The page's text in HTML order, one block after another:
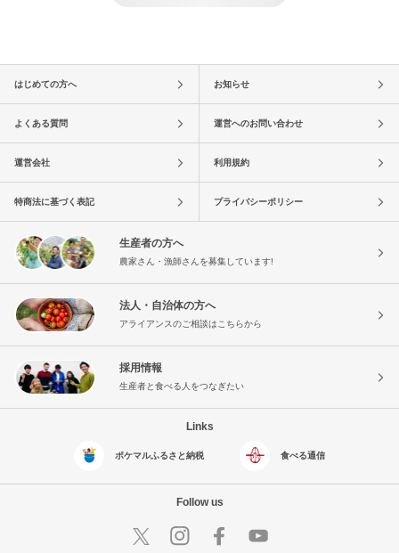
はじめての方へ お知らせ
よくある質問 運営へのお問い合わせ
運営会社 利用規約
特商法に基づく表記 プライバシーポリシー
生産者の方へ
農家さん・漁師さんを募集しています!
法人・自治体の方へ
アライアンスのご相談はこちらから
採用情報
生産者と食べる人をつなぎたい
Links
ポケマルふるさと納税 食べる通信
Follow us